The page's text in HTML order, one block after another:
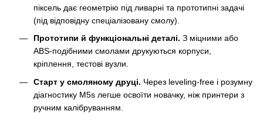
піксель дає геометрію під ливарні та прототипні задачі
(під відповідну спеціалізовану смолу).
Прототипи й функціональні деталі. З міцними або
ABS-подібними смолами друкуються корпуси,
кріплення, тестові вузли.
Старт у смоляному друці. Через leveling-free і розумну
діагностику M5s легше освоїти новачку, ніж принтери з
ручним калібруванням.